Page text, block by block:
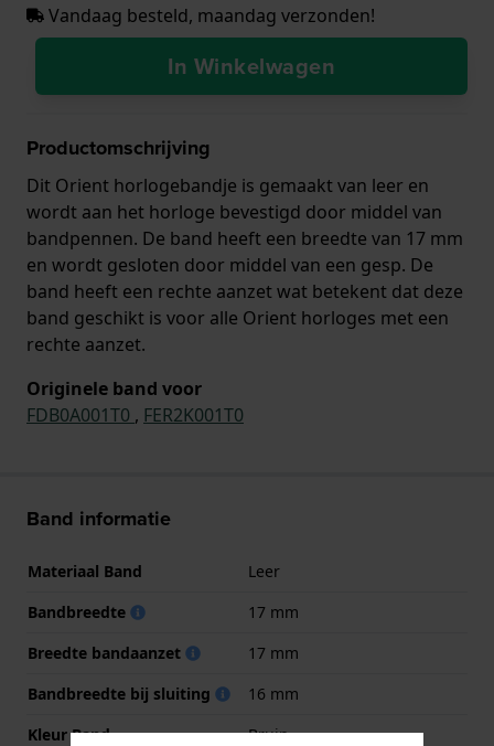
Vandaag besteld, maandag verzonden!
In Winkelwagen
Productomschrijving
Dit Orient horlogebandje is gemaakt van leer en
wordt aan het horloge bevestigd door middel van
bandpennen. De band heeft een breedte van 17 mm
en wordt gesloten door middel van een gesp. De
band heeft een rechte aanzet wat betekent dat deze
band geschikt is voor alle Orient horloges met een
rechte aanzet.
Originele band voor
FDB0A001T0 , FER2K001T0
Band informatie
Materiaal Band
Leer
Bandbreedte
17 mm
Breedte bandaanzet
17 mm
Bandbreedte bij sluiting
16 mm
Kleur Band
Bruin